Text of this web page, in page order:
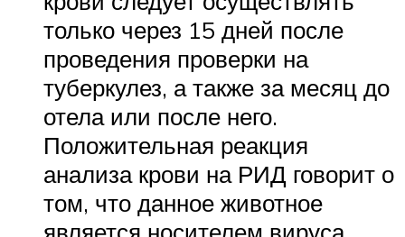
только через 15 дней после
проведения проверки на
туберкулез, а также за месяц до
отела или после него.
Положительная реакция
анализа крови на РИД говорит о
том, что данное животное